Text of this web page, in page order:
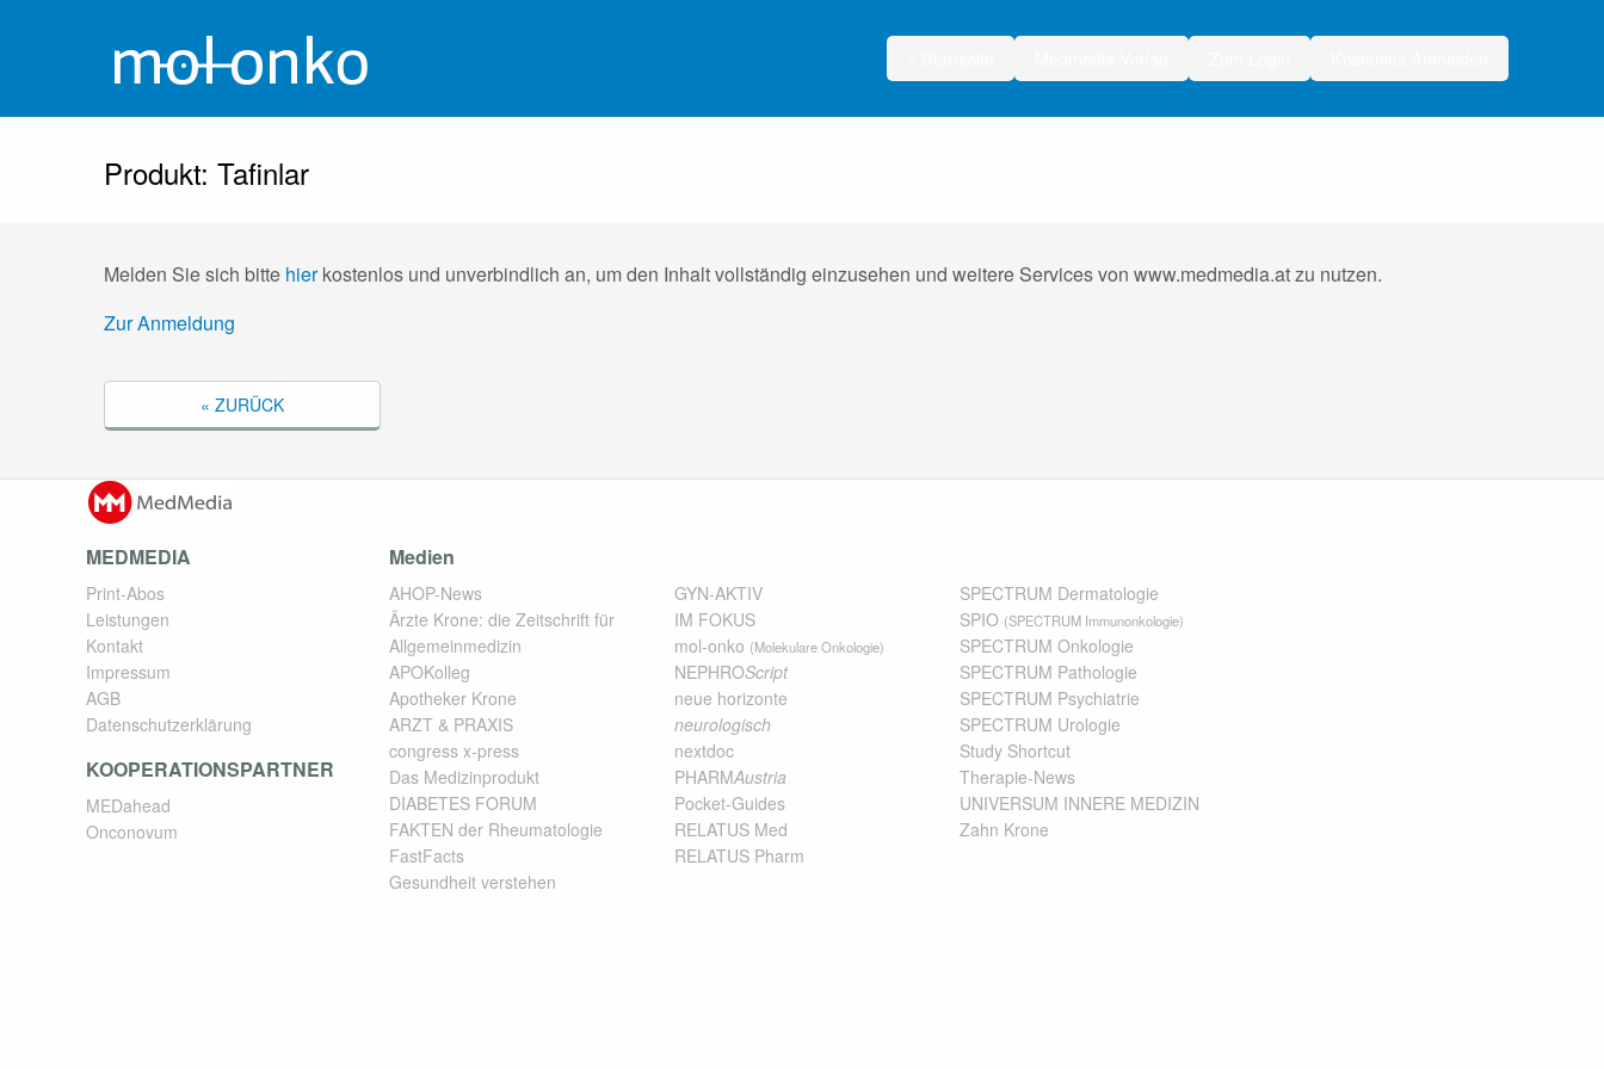
Produkt: Tafinlar
Melden Sie sich bitte hierkostenlos und unverbindlich an, um den Inhalt vollständig einzusehen und weitere Services von www.medmedia.at zu nutzen.
Zur Anmeldung
« ZURÜCK
MEDMEDIA
Print-Abos
Leistungen
Kontakt
Impressum
AGB
Datenschutzerklärung
KOOPERATIONSPARTNER
MEDahead
Onconovum
Medien
AHOP-News
Ärzte Krone: die Zeitschrift für
Allgemeinmedizin
APOKolleg
Apotheker Krone
ARZT & PRAXIS
congress x-press
Das Medizinprodukt
DIABETES FORUM
FAKTEN der Rheumatologie
FastFacts
Gesundheit verstehen
GYN-AKTIV
IM FOKUS
mol-onko (Molekulare Onkologie)
NEPHROScript
neue horizonte
neurologisch
nextdoc
PHARMAustria
Pocket-Guides
RELATUS Med
RELATUS Pharm
SPECTRUM Dermatologie
SPIO (SPECTRUM Immunonkologie)
SPECTRUM Onkologie
SPECTRUM Pathologie
SPECTRUM Psychiatrie
SPECTRUM Urologie
Study Shortcut
Therapie-News
UNIVERSUM INNERE MEDIZIN
Zahn Krone